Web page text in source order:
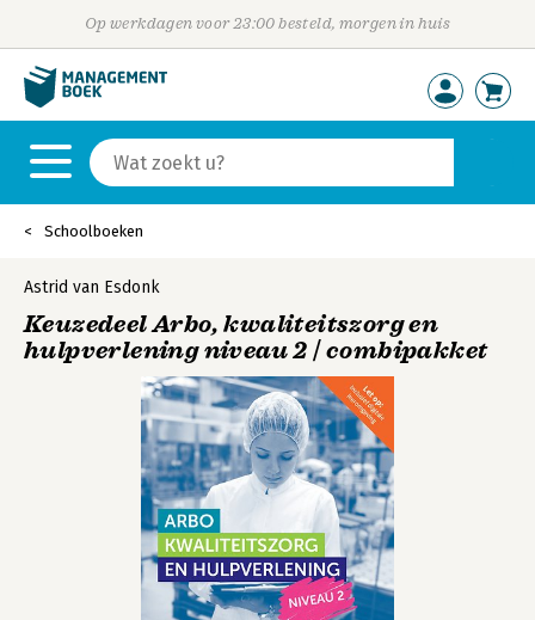
Op werkdagen voor 23:00 besteld, morgen in huis
Schoolboeken
Astrid van Esdonk
Keuzedeel Arbo, kwaliteitszorg en
hulpverlening niveau 2 | combipakket